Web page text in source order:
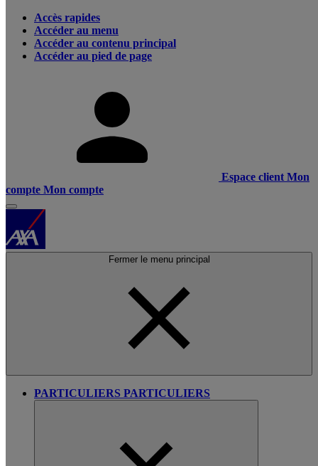
Accès rapides
Accéder au menu
Accéder au contenu principal
Accéder au pied de page
Espace client Mon
compte Mon compte
Fermer le menu principal
PARTICULIERS PARTICULIERS